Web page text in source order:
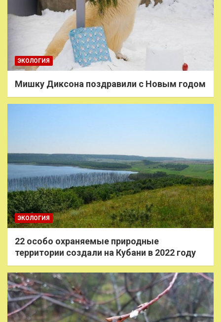
ЭКОЛОГИЯ
Мишку Диксона поздравили с Новым годом
ЭКОЛОГИЯ
22 особо охраняемые природные
территории создали на Кубани в 2022 году